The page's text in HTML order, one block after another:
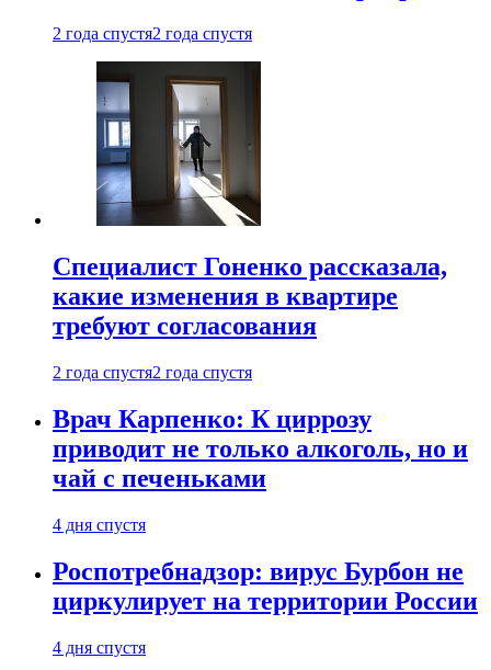
2 года спустя2 года спустя
Специалист Гоненко рассказала,
какие изменения в квартире
требуют согласования
2 года спустя2 года спустя
Врач Карпенко: К циррозу
приводит не только алкоголь, но и
чай с печеньками
4 дня спустя
Роспотребнадзор: вирус Бурбон не
циркулирует на территории России
4 дня спустя